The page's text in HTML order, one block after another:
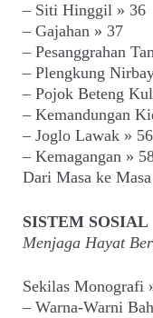
– Siti Hinggil » 36
– Gajahan » 37
– Pesanggrahan
– Plengkung
– Pojok Beteng
– Kemandungan
– Joglo Lawak » 56
– Kemagangan »
Dari Masa ke
SISTEM SOSIAL
Menjaga Hayat
Sekilas Monografi
– Warna-Warni